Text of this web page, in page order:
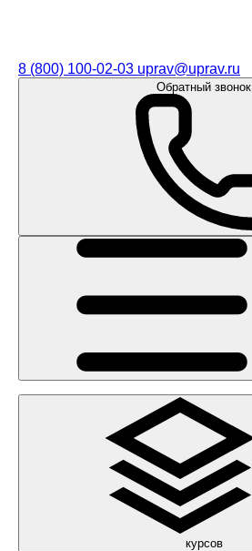
8 (800) 100-02-03 uprav@uprav.ru
Обратный звонок
курсов